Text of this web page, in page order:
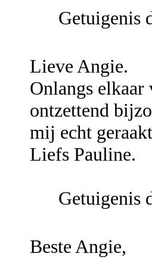
Getuigenis
Lieve Angie.
Onlangs elkaar
ontzettend
mij echt
Liefs Pauline.
Getuigenis
Beste Angie,